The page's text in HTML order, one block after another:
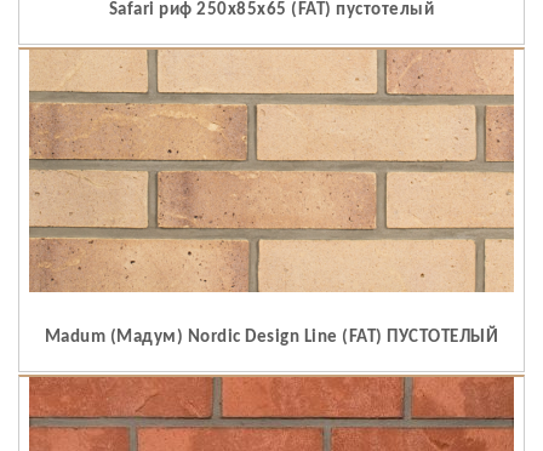
Safari риф 250x85x65 (FAT) пустотелый
Madum (Мадум) Nordic Design Line (FAT) ПУСТОТЕЛЫЙ